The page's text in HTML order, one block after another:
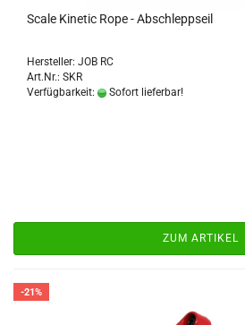
Scale Kinetic Rope - Abschleppseil
Hersteller: JOB RC
Art.Nr.: SKR
Verfügbarkeit:
Sofort lieferbar!
ZUM ARTIKEL
-21%